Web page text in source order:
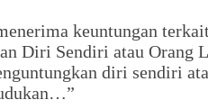
keuntungan
Diri Sendiri atau Orang
diri sendiri